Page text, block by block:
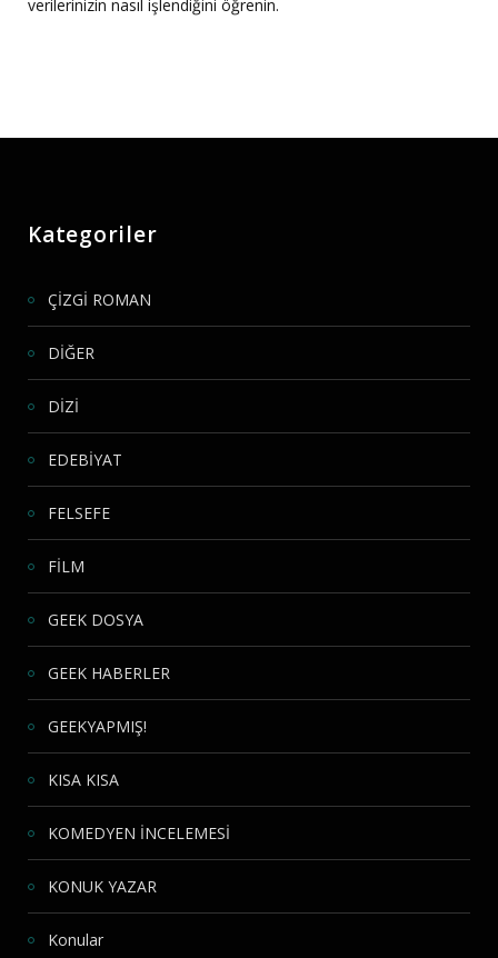
verilerinizin nasıl işlendiğini öğrenin.
Kategoriler
ÇİZGİ ROMAN
DİĞER
DİZİ
EDEBİYAT
FELSEFE
FİLM
GEEK DOSYA
GEEK HABERLER
GEEKYAPMIŞ!
KISA KISA
KOMEDYEN İNCELEMESİ
KONUK YAZAR
Konular